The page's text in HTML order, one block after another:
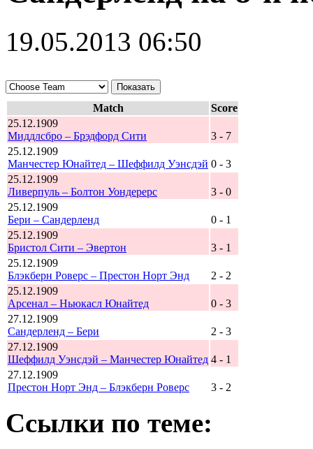
19.05.2013 06:50
Match
Score
25.12.1909
Миддлсбро – Брэдфорд Сити
3 - 7
25.12.1909
Манчестер Юнайтед – Шеффилд Уэнсдэй 0 - 3
25.12.1909
Ливерпуль – Болтон Уондерерс
3 - 0
25.12.1909
Бери – Сандерленд
0 - 1
25.12.1909
Бристол Сити – Эвертон
3 - 1
25.12.1909
Блэкберн Роверс – Престон Норт Энд
2 - 2
25.12.1909
Арсенал – Ньюкасл Юнайтед
0 - 3
27.12.1909
Сандерленд – Бери
2 - 3
27.12.1909
Шеффилд Уэнсдэй – Манчестер Юнайтед 4 - 1
27.12.1909
Престон Норт Энд – Блэкберн Роверс
3 - 2
Ссылки по теме: